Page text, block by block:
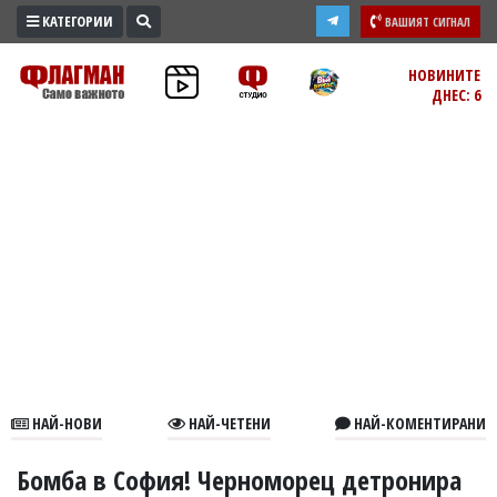
ПРОМО
ЗОНА
В
КАТЕГОРИИ ВАШИЯТ СИГНАЛ
НОВИНИТЕ
ДНЕС: 6
НАЙ-НОВИ НАЙ-ЧЕТЕНИ НАЙ-КОМЕНТИРАНИ
Бомба в София! Черноморец детронира